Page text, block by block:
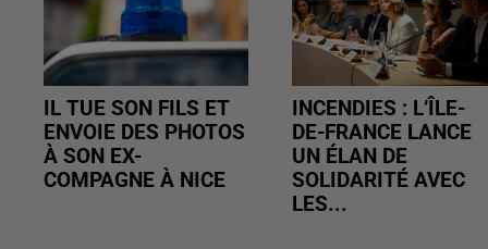
IL TUE SON FILS ET
ENVOIE DES PHOTOS
À SON EX-
COMPAGNE À NICE
INCENDIES : L’ÎLE-
DE-FRANCE LANCE
UN ÉLAN DE
SOLIDARITÉ AVEC
LES...